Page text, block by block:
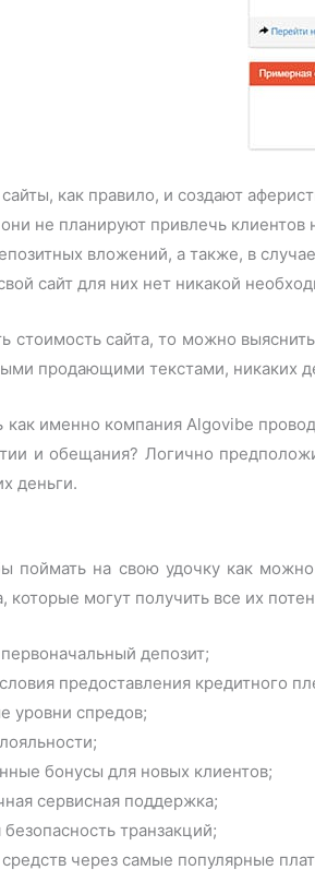
как правило, и создают
не планируют привлечь
вложений, а также, в
сайт для них нет никакой
стоимость сайта, то можно
продающими текстами, никаких
как именно компания Algovibe
и обещания? Логично
деньги.
поймать на свою удочку как
которые могут получить все их
депозит;
предоставления кредитного
уровни спредов;
бонусы для новых клиентов;
сервисная поддержка;
транзакций;
через самые популярные